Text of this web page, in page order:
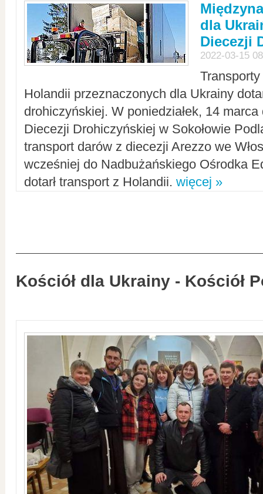
dla
Diecezji
2022-03-15
Holandii przeznaczonych dla Ukrainy
drohiczyńskiej. W poniedziałek, 14
Diecezji Drohiczyńskiej w Sokołowie
transport darów z diecezji Arezzo we
wcześniej do Nadbużańskiego Ośrodka
dotarł transport z Holandii. więcej »
Kościół dla Ukrainy - Kościół